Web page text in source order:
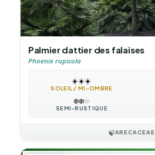
Palmier dattier des falaises
Phoenix rupicola
☀️☀️☀️
SOLEIL / MI-OMBRE
❄️❄️❄️
SEMI-RUSTIQUE
🍃ARECACEAE